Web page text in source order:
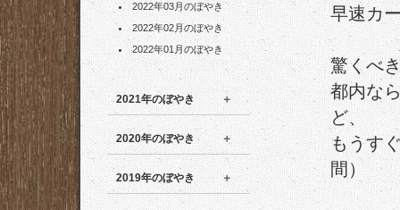
2022年03月のぼやき
2022年02月のぼやき
2022年01月のぼやき
2021年のぼやき
2020年のぼやき
2019年のぼやき
早速カ
驚くべ
都内な
ど、
もうす
間）